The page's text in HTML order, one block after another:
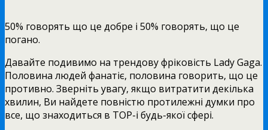
50% говорять що це добре і 50% говорять, що це
погано.
Давайте подивимо на трендову фріковість Lady Gaga.
Половина людей фанатіє, половина говорить, що це
противно. Зверніть увагу, якщо витратити декілька
хвилин, Ви найдете повністю протилежні думки про
все, що знаходиться в TOP-і будь-якої сфері.